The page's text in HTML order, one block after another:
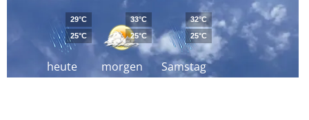
heute
29°C
25°C
morgen
33°C
25°C
Samstag
32°C
25°C